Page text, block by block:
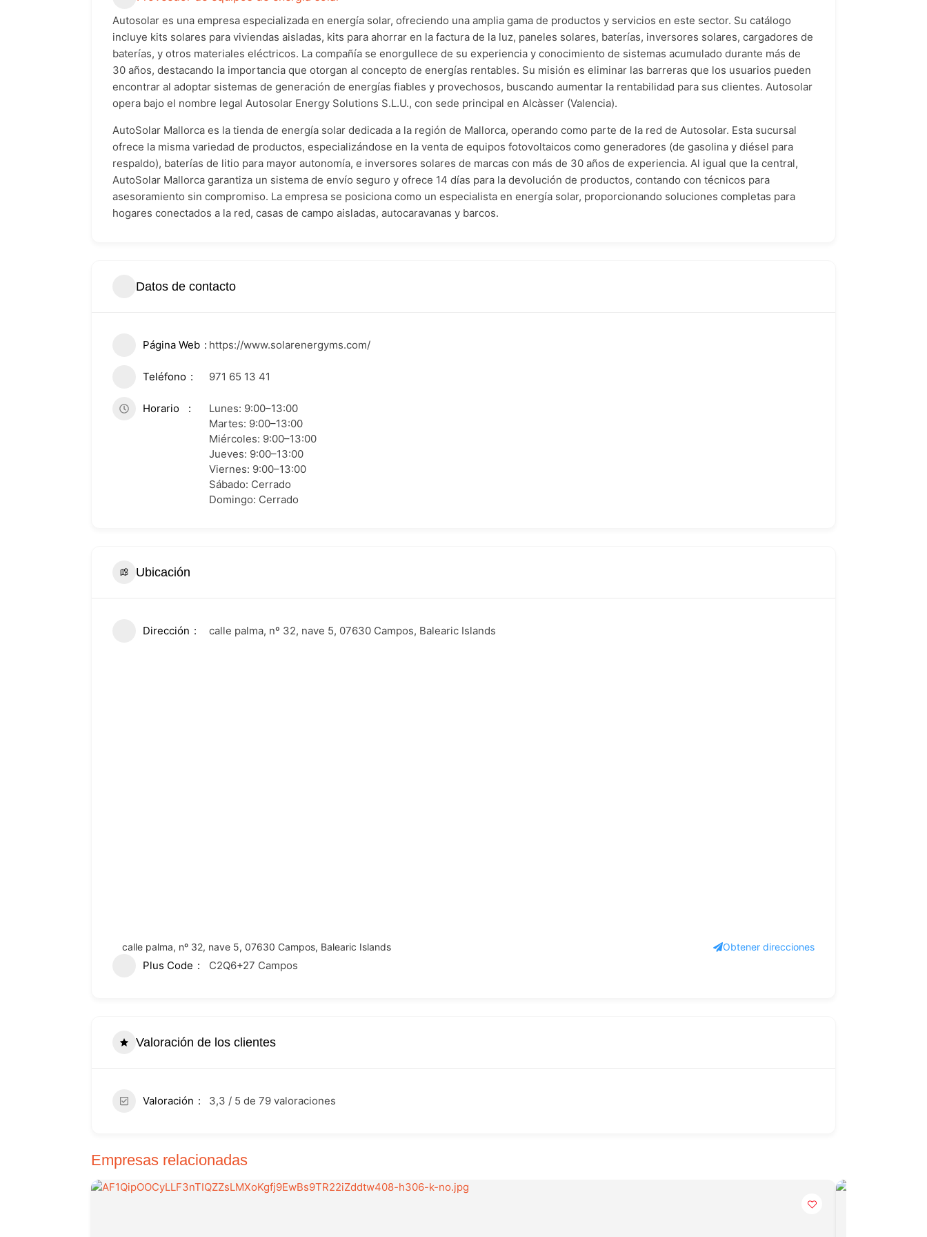
Autosolar es una empresa especializada en energía solar, ofreciendo una amplia gama de productos y servicios en este sector. Su catálogo
incluye kits solares para viviendas aisladas, kits para ahorrar en la factura de la luz, paneles solares, baterías, inversores solares, cargadores de
baterías, y otros materiales eléctricos. La compañía se enorgullece de su experiencia y conocimiento de sistemas acumulado durante más de
30 años, destacando la importancia que otorgan al concepto de energías rentables. Su misión es eliminar las barreras que los usuarios pueden
encontrar al adoptar sistemas de generación de energías fiables y provechosos, buscando aumentar la rentabilidad para sus clientes. Autosolar
opera bajo el nombre legal Autosolar Energy Solutions S.L.U., con sede principal en Alcàsser (Valencia).
AutoSolar Mallorca es la tienda de energía solar dedicada a la región de Mallorca, operando como parte de la red de Autosolar. Esta sucursal
ofrece la misma variedad de productos, especializándose en la venta de equipos fotovoltaicos como generadores (de gasolina y diésel para
respaldo), baterías de litio para mayor autonomía, e inversores solares de marcas con más de 30 años de experiencia. Al igual que la central,
AutoSolar Mallorca garantiza un sistema de envío seguro y ofrece 14 días para la devolución de productos, contando con técnicos para
asesoramiento sin compromiso. La empresa se posiciona como un especialista en energía solar, proporcionando soluciones completas para
hogares conectados a la red, casas de campo aisladas, autocaravanas y barcos.
Datos de contacto
Página Web https://www.solarenergyms.com/
Teléfono 971 65 13 41
Horario
Lunes: 9:00–13:00
Martes: 9:00–13:00
Miércoles: 9:00–13:00
Jueves: 9:00–13:00
Viernes: 9:00–13:00
Sábado: Cerrado
Domingo: Cerrado
Ubicación
Dirección calle palma, nº 32, nave 5, 07630 Campos, Balearic Islands
calle palma, nº 32, nave 5, 07630 Campos, Balearic Islands Obtener direcciones
Plus Code C2Q6+27 Campos
Valoración de los clientes
Valoración 3,3 / 5 de 79 valoraciones
Empresas relacionadas